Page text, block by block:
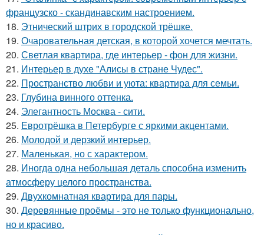
французско - скандинавским настроением.
18. Этнический штрих в городской трёшке.
19. Очаровательная детская, в которой хочется мечтать.
20. Светлая квартира, где интерьер - фон для жизни.
21. Интерьер в духе "Алисы в стране Чудес".
22. Пространство любви и уюта: квартира для семьи.
23. Глубина винного оттенка.
24. Элегантность Москва - сити.
25. Евротрёшка в Петербурге с яркими акцентами.
26. Молодой и дерзкий интерьер.
27. Маленькая, но с характером.
28. Иногда одна небольшая деталь способна изменить
атмосферу целого пространства.
29. Двухкомнатная квартира для пары.
30. Деревянные проёмы - это не только функционально,
но и красиво.